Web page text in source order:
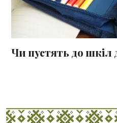
Чи пустять до шкіл